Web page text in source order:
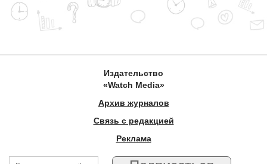
Издательство
«Watch Media»
Архив журналов
Связь с редакцией
Реклама